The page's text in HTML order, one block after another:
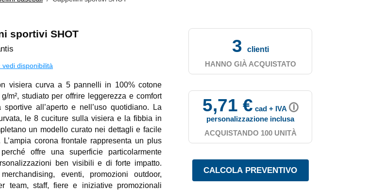
sportivi SHOT
vedi disponibilità
visiera curva a 5 pannelli in 100% cotone
m², studiato per offrire leggerezza e comfort
sportive all’aperto e nell’uso quotidiano. La
le 8 cuciture sulla visiera e la fibbia in
un modello curato nei dettagli e facile
L’ampia corona frontale rappresenta un plus
perché offre una superficie particolarmente
ben visibili e di forte impatto.
eventi, promozioni outdoor,
team, staff, fiere e iniziative promozionali
3
clienti
HANNO GIÀ ACQUISTATO
5,71 € cad + IVA 🛈
personalizzazione inclusa
ACQUISTANDO 100 UNITÀ